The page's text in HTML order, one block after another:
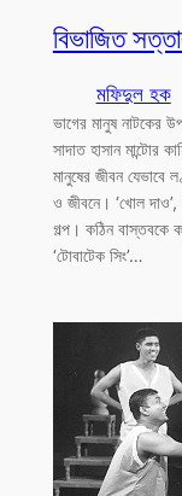
বিভাজিত
মফিদুল হক
ভাগের মানুষ নাটকের
সাদাত হাসান মান্টোর
মানুষের জীবন যেভাবে
ও জীবনে। ‘খোল
গল্প। কঠিন বাস্তবকে
‘টোবাটেক সিং’…